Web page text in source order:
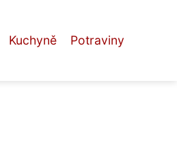
Kuchyně Potraviny